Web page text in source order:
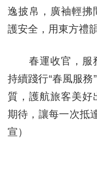
逸披帛，廣袖輕拂
護安全，用東方禮
春運收官，服
持續踐行“春風服
質，護航旅客美好
期待，讓每一次抵
宣）